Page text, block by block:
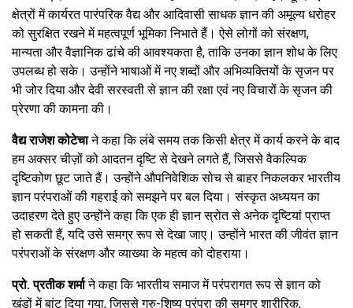
क्षेत्रों में कार्यरत पारंपरिक वैद्य और आदिवासी साधक ज्ञान की अमूल्य धरोहर
को सुरक्षित रखने में महत्वपूर्ण भूमिका निभाते हैं। ऐसे लोगों को संरक्षण,
मान्यता और वैज्ञानिक ढांचे की आवश्यकता है, ताकि उनका ज्ञान शोध के लिए
उपलब्ध हो सके। उन्होंने भाषाओं में नए शब्दों और अभिव्यक्तियों के सृजन पर
भी जोर दिया और देवी सरस्वती से ज्ञान की रक्षा एवं नए विचारों के सृजन की
प्रेरणा की कामना की।
वैद्य राजेश कोटेचाने कहा कि लंबे समय तक किसी क्षेत्र में कार्य करने के बाद
हम अक्सर चीज़ों को आदतन दृष्टि से देखने लगते हैं, जिससे वैकल्पिक
दृष्टिकोण छूट जाते हैं। उन्होंने औपनिवेशिक सोच से बाहर निकलकर भारतीय
ज्ञान परंपराओं की गहराई को समझने पर बल दिया। संस्कृत अध्ययन का
उदाहरण देते हुए उन्होंने कहा कि एक ही ज्ञान स्रोत से अनेक दृष्टियां प्राप्त
हो सकती हैं, यदि उसे समग्र रूप से देखा जाए। उन्होंने भारत की जीवंत ज्ञान
परंपराओं के संरक्षण और व्याख्या के महत्व को दोहराया।
प्रो. प्रतीक शर्माने कहा कि भारतीय समाज में परंपरागत रूप से ज्ञान को
खंडों में बांट दिया गया, जिससे गुरु-शिष्य परंपरा की समग्र शारीरिक,